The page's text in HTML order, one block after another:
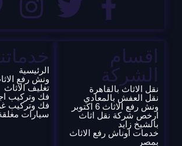
اقسام
الشركة
نقل الاثاث بالقاهرة
نقل العفش بالمعادي
ونش رفع الاثاث 6 اكتوبر
ارخص شركة نقل اثاث
بالشيخ زايد
خدمات اوناش رفع الاثاث
بمصر
الرئيسية
ونش رفع
تغليف الاثاث
فك وتركيب
فك وتركيب
سيارات